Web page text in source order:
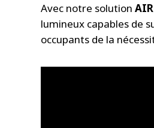
Avec notre solution
lumineux capables de
occupants de la